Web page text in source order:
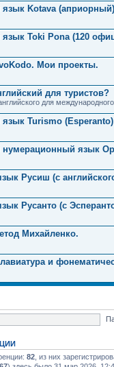
Kotava (априорный)
Toki Pona (120
Мои проекты.
для туристов?
для
Turismo (Esperanto)
язык
Русиш (с
Русанто (с
Михайленко.
и
82 , из них